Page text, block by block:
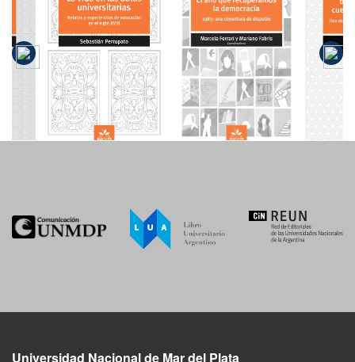
La vida en
las aulas
universitarias
El año que
recuperamos
la
democracia
Universidad Nacional de Mar del Plata